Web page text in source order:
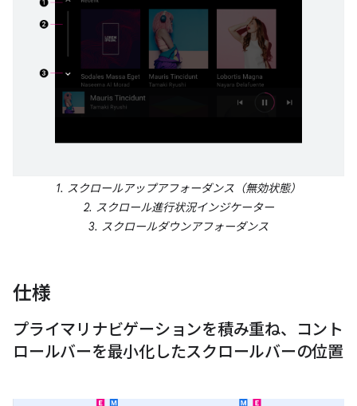
1. スクロールアップアフォーダンス（無効状態）
2. スクロール進行状況インジケーター
3. スクロールダウンアフォーダンス
仕様
プライマリナビゲーションを積み重ね、コント
ロールバーを最小化したスクロールバーの位置